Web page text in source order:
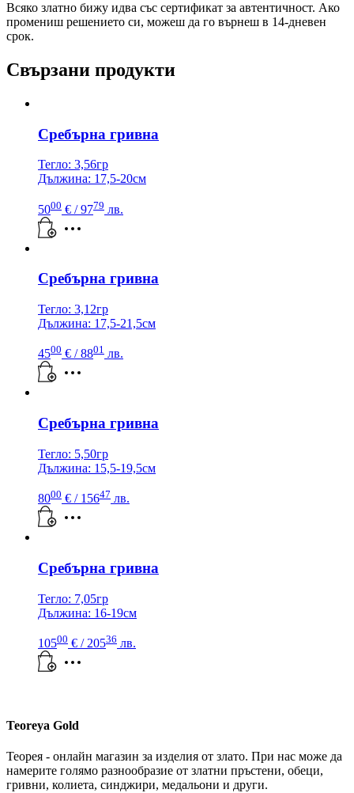
Всяко златно бижу идва със сертификат за автентичност. Ако
промениш решението си, можеш да го върнеш в 14-дневен
срок.
Свързани продукти
Сребърна гривна
Тегло: 3,56гр
Дължина: 17,5-20см
5000 € / 9779 лв.
Сребърна гривна
Тегло: 3,12гр
Дължина: 17,5-21,5см
4500 € / 8801 лв.
Сребърна гривна
Тегло: 5,50гр
Дължина: 15,5-19,5см
8000 € / 15647 лв.
Сребърна гривна
Тегло: 7,05гр
Дължина: 16-19см
10500 € / 20536 лв.
Teoreya Gold
Теорея - онлайн магазин за изделия от злато. При нас може да
намерите голямо разнообразие от златни пръстени, обеци,
гривни, колиета, синджири, медальони и други.